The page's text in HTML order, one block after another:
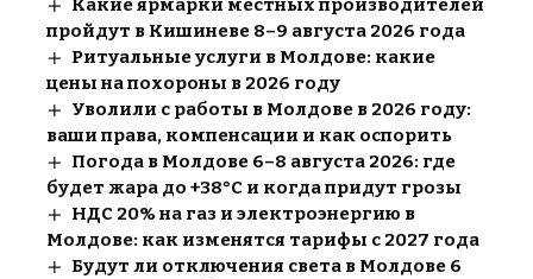
пройдут в Кишиневе 8–9 августа 2026 года
Ритуальные услуги в Молдове: какие
цены на похороны в 2026 году
Уволили с работы в Молдове в 2026 году:
ваши права, компенсации и как оспорить
Погода в Молдове 6–8 августа 2026: где
будет жара до +38°C и когда придут грозы
НДС 20% на газ и электроэнергию в
Молдове: как изменятся тарифы с 2027 года
Будут ли отключения света в Молдове 6